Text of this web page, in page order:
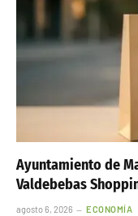
Ayuntamiento de
Valdebebas
agosto 6, 2026 ECONOMÍA